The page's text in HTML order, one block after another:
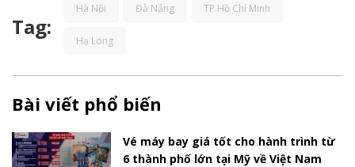
Tag:
Hà Nội Đà Nẵng TP.Hồ Chí Minh
Hạ Long
Bài viết phổ biến
Vé máy bay giá tốt cho hành trình từ
6 thành phố lớn tại Mỹ về Việt Nam